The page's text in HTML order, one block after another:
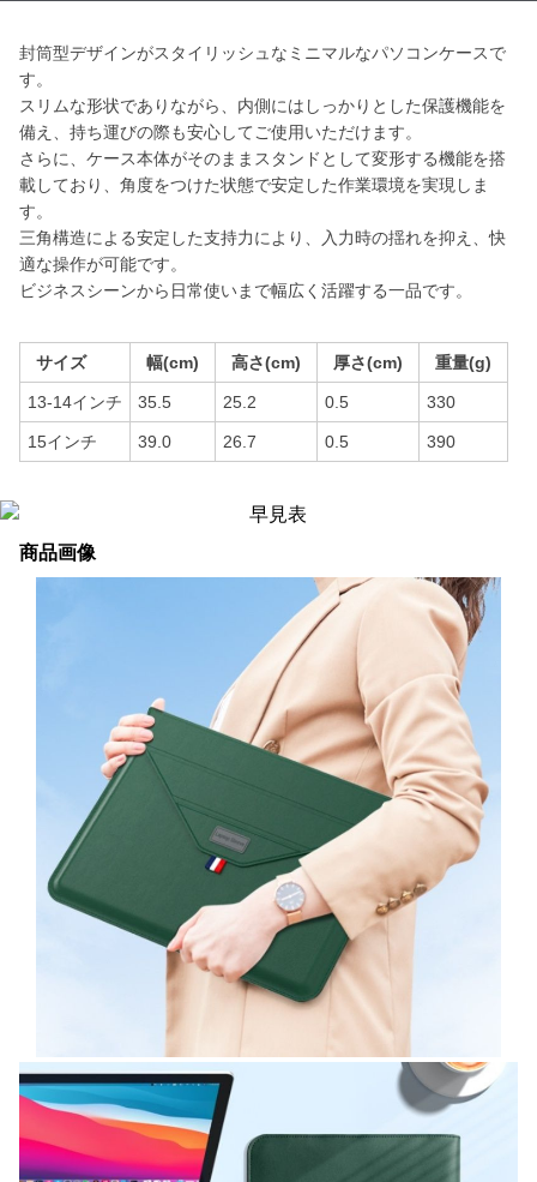
封筒型デザインがスタイリッシュなミニマルなパソコンケースで
す。
スリムな形状でありながら、内側にはしっかりとした保護機能を
備え、持ち運びの際も安心してご使用いただけます。
さらに、ケース本体がそのままスタンドとして変形する機能を搭
載しており、角度をつけた状態で安定した作業環境を実現しま
す。
三角構造による安定した支持力により、入力時の揺れを抑え、快
適な操作が可能です。
ビジネスシーンから日常使いまで幅広く活躍する一品です。
サイズ 幅(cm) 高さ(cm) 厚さ(cm) 重量(g)
13-14インチ 35.5 25.2 0.5 330
15インチ 39.0 26.7 0.5 390
商品画像